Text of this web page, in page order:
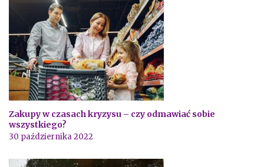
Zakupy w czasach kryzysu – czy odmawiać sobie
wszystkiego?
30 października 2022